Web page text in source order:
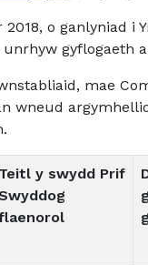
o ganlyniad i
gyflogaeth
mae
wneud
Teitl y swydd Prif